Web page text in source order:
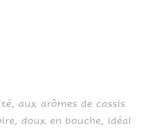
aux arômes de cassis
doux en bouche, idéal